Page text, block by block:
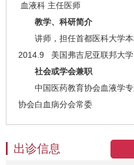
血液科 主任医师
教学、科研简介
讲师，担任首都医科大学
2014.9 美国弗吉尼亚联邦大
社会或学会兼职
中国医药教育协会血液学
协会白血病分会常委
出诊信息